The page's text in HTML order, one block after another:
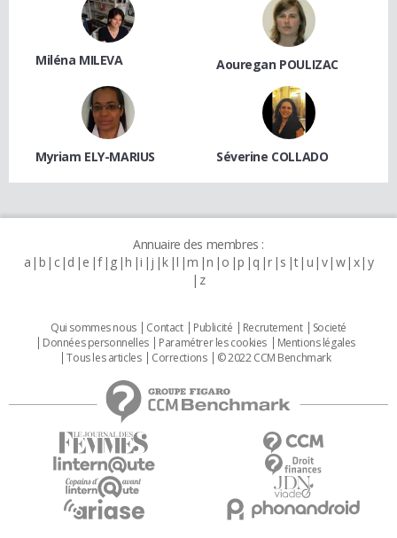
Miléna MILEVA Aouregan POULIZAC
Myriam ELY-MARIUS Séverine COLLADO
Annuaire des membres :
a b c d e f g h i j k l m n o p q r s t u v w x y
z
Qui sommes nous Contact Publicité Recrutement
Societé
Données personnelles
Paramétrer les cookies
Mentions légales
Tous les articles
Corrections © 2022 CCM Benchmark